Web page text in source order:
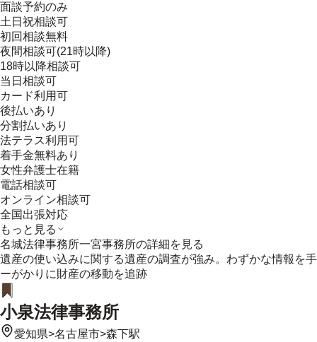
面談予約のみ
土日祝相談可
初回相談無料
夜間相談可(21時以降)
18時以降相談可
当日相談可
カード利用可
後払いあり
分割払いあり
法テラス利用可
着手金無料あり
女性弁護士在籍
電話相談可
オンライン相談可
全国出張対応
もっと見る
名城法律事務所一宮事務所の詳細を見る
遺産の使い込みに関する遺産の調査が強み。わずかな情報を手
ーがかりに財産の移動を追跡
小泉法律事務所
愛知県>名古屋市>森下駅